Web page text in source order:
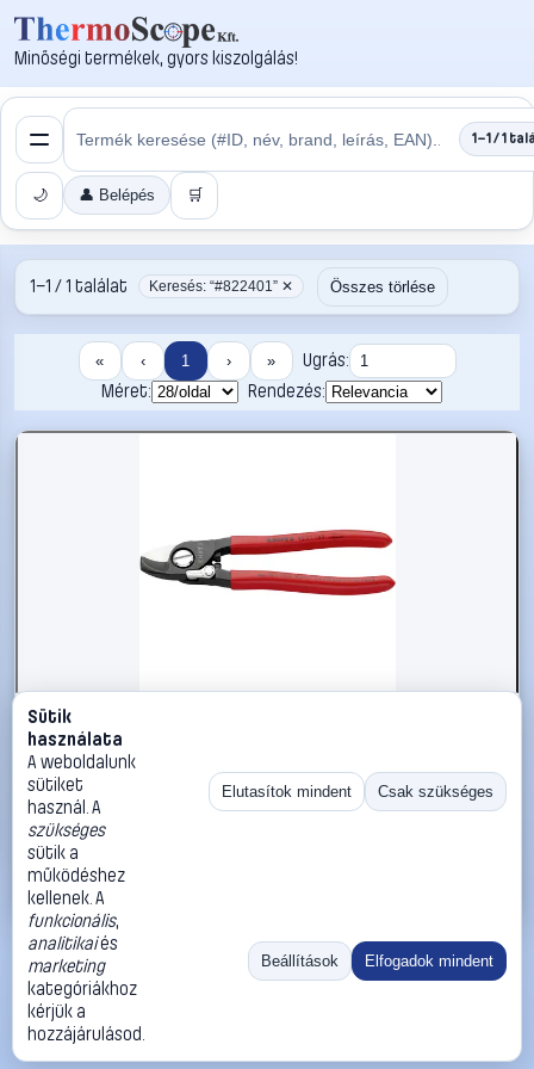
Minőségi termékek, gyors kiszolgálás!
1–1 / 1
🌙 👤 Belépés 🛒
1–1 / 1 találat Keresés: “#822401” ✕ Összes törlése
« ‹ 1 › »
Ugrás:
Méret:
Rendezés:
#822401
Kábelolló 165 mm, barnított, vágóérték: Ø 15 mm, Knipex
95 21 165
Knipex Kábelollók, kábelvágók
15 990 Ft
Kosárba
«
Ugrás:
Méret:
Rendezés:
©2026
ThermoScope
ÁSZF
Cégbemutató
Sütik
használata
A weboldalunk
sütiket
használ. A
szükséges
sütik a
működéshez
kellenek. A
funkcionális,
analitikaiés
marketing
kategóriákhoz
kérjük a
hozzájárulásod.
Elutasítok mindent Csak szükséges
Beállítások Elfogadok mindent